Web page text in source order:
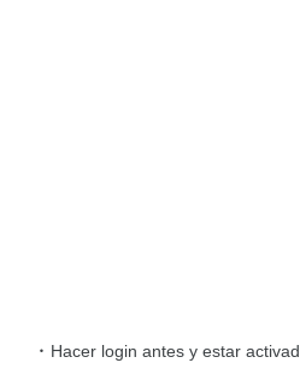
Hacer login antes y estar